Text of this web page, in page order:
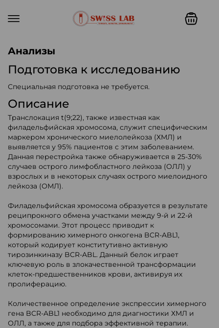
Анализы
Подготовка к исследованию
Специальная подготовка не требуется.
Описание
Транслокация t(9;22), также известная как
филадельфийская хромосома, служит специфическим
маркером хронического миелолейкоза (ХМЛ) и
выявляется у 95% пациентов с этим заболеванием.
Данная перестройка также обнаруживается в 25-30%
случаев острого лимфобластного лейкоза (ОЛЛ) у
взрослых и в некоторых случаях острого миелоидного
лейкоза (ОМЛ).
Филадельфийская хромосома образуется в результате
реципрокного обмена участками между 9-й и 22-й
хромосомами. Этот процесс приводит к
формированию химерного онкогена BCR-ABL1,
который кодирует конститутивно активную
тирозинкиназу BCR-ABL. Данный белок играет
ключевую роль в злокачественной трансформации
клеток-предшественников крови, активируя их
пролиферацию.
Количественное определение экспрессии химерного
гена BCR-ABL1 необходимо для диагностики ХМЛ и
ОЛЛ, а также для подбора эффективной терапии.